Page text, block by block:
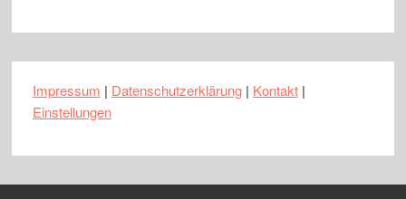
Impressum | Datenschutzerklärung| Kontakt|
Einstellungen